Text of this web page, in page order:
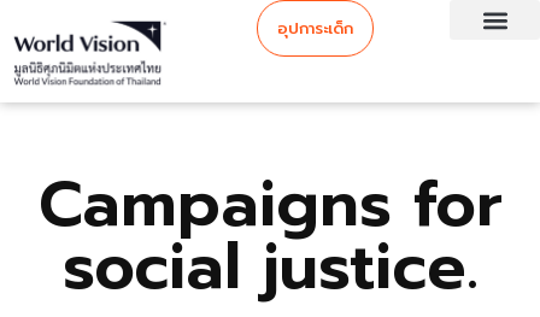
อุปการะเด็ก
Campaigns for
social justice.